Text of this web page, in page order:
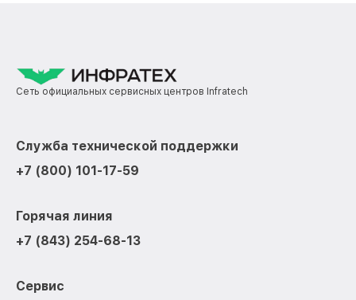
Сеть официальных сервисных центров Infratech
Служба технической поддержки
+7 (800) 101-17-59
Горячая линия
+7 (843) 254-68-13
Сервис